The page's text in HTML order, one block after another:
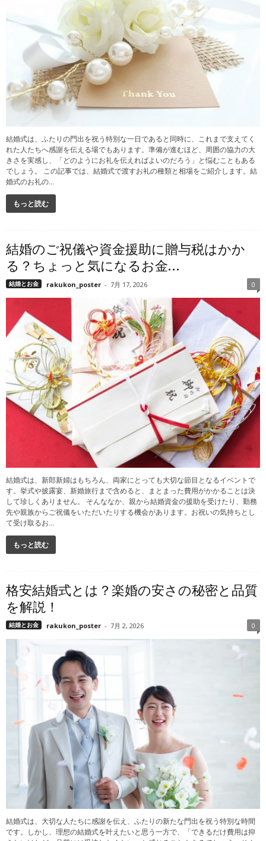
結婚式は、ふたりの門出を祝う特別な一日であると同時に、これまで支えてく
れた人たちへ感謝を伝える場でもあります。準備が進むほど、周囲の協力の大
きさを実感し、「どのようにお礼を伝えればよいのだろう」と悩むこともある
でしょう。 この記事では、結婚式で渡すお礼の種類と相場をご紹介します。結
婚式のお礼の...
もっと読む
結婚のご祝儀や資金援助に贈与税はかか
る？ちょっと気になるお金...
結婚とお金 rakukon_poster - 7月 17, 2026 0
結婚式は、新郎新婦はもちろん、両家にとっても大切な節目となるイベントで
す。挙式や披露宴、新婚旅行まで含めると、まとまった費用がかかることは決
して珍しくありません。 そんななか、親から結婚資金の援助を受けたり、勤務
先や親族からご祝儀をいただいたりする機会があります。お祝いの気持ちとし
て受け取るお...
もっと読む
格安結婚式とは？楽婚の安さの秘密と品質
を解説！
結婚とお金 rakukon_poster - 7月 2, 2026 0
結婚式は、大切な人たちに感謝を伝え、ふたりの新たな門出を祝う特別な時間
です。しかし、理想の結婚式を叶えたいと思う一方で、「できるだけ費用は抑